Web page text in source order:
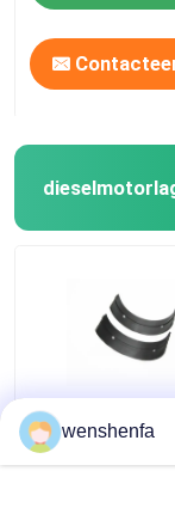
Voor
Rod
wenshenfa